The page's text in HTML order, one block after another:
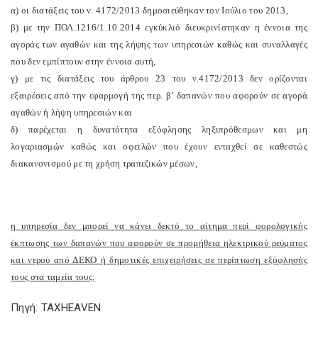
α) οι διατάξεις του ν. 4172/2013 δημοσιεύθηκαν τον Ιούλιο του 2013,
β) με την ΠΟΛ.1216/1.10.2014 εγκύκλιό διευκρινίστηκαν η έννοια της
αγοράς των αγαθών και της λήψης των υπηρεσιών καθώς και συναλλαγές
που δεν εμπίπτουν στην έννοια αυτή,
γ) με τις διατάξεις του άρθρου 23 του ν.4172/2013 δεν ορίζονται
εξαιρέσεις από την εφαρμογή της περ. β’ δαπανών που αφορούν σε αγορά
αγαθών ή λήψη υπηρεσιών και
δ) παρέχεται η δυνατότητα εξόφλησης ληξιπρόθεσμων και μη
λογαριασμών καθώς και οφειλών που έχουν ενταχθεί σε καθεστώς
διακανονισμού με τη χρήση τραπεζικών μέσων,
η υπηρεσία δεν μπορεί να κάνει δεκτό το αίτημα περί φορολογικής
έκπτωσης των δαπανών που αφορούν σε προμήθεια ηλεκτρικού ρεύματος
και νερού από ΔΕΚΟ ή δημοτικές επιχειρήσεις σε περίπτωση εξόφλησής
τους στα ταμεία τους.
Πηγή: TAXHEAVEN